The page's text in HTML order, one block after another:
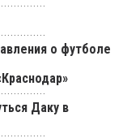
о футболе
Даку в